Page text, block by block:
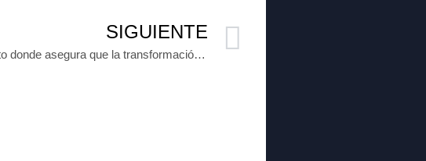
SIGUIENTE
Este es el mensaje de Adán Augusto donde asegura que la transformación llegó a México (Video)